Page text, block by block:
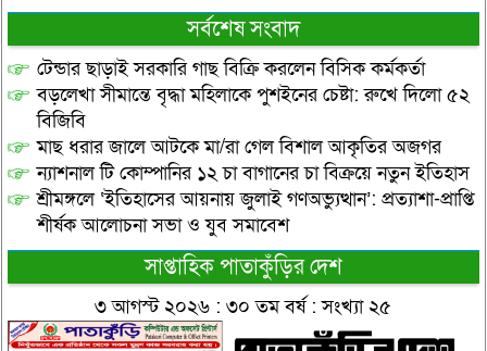
সর্বশেষ সংবাদ
টেন্ডার ছাড়াই সরকারি গাছ বিক্রি করলেন বিসিক কর্মকর্তা
বড়লেখা সীমান্তে বৃদ্ধা মহিলাকে পুশইনের চেষ্টা: রুখে দিলো ৫২
বিজিবি
মাছ ধরার জালে আটকে মা/রা গেল বিশাল আকৃতির অজগর
ন্যাশনাল টি কোম্পানির ১২ চা বাগানের চা বিক্রয়ে নতুন ইতিহাস
শ্রীমঙ্গলে ‘ইতিহাসের আয়নায় জুলাই গণঅভ্যুত্থান’: প্রত্যাশা-প্রাপ্তি
শীর্ষক আলোচনা সভা ও যুব সমাবেশ
সাপ্তাহিক পাতাকুঁড়ির দেশ
৩ আগস্ট ২০২৬ : ৩০ তম বর্ষ : সংখ্যা ২৫